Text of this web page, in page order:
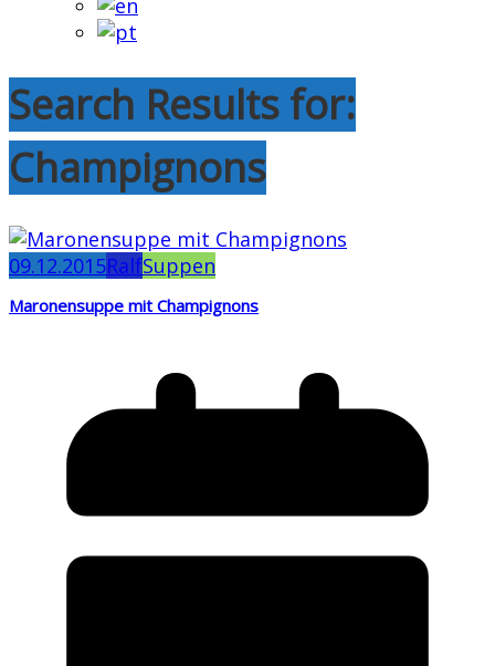
Search Results for:
Champignons
09.12.2015RalfSuppen
Maronensuppe mit Champignons